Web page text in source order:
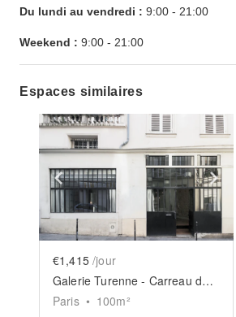
Du lundi au vendredi : 9:00 - 21:00
Weekend : 9:00 - 21:00
Espaces similaires
Show previous slide
€1,415 /jour
Galerie Turenne - Carreau du Temple
Paris • 100m²